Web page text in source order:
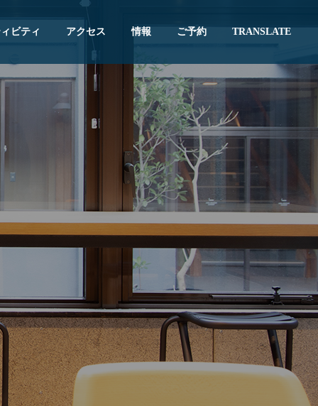
ビティ アクセス 情報 ご予約 TRANSLATE